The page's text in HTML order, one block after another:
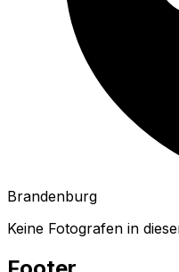
Brandenburg
Keine Fotografen in